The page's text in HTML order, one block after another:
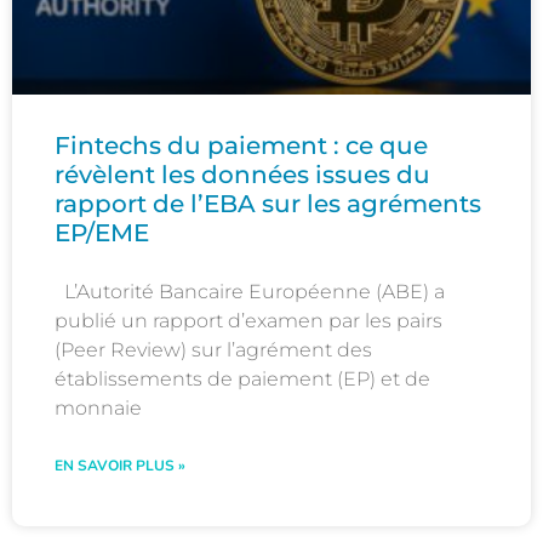
Fintechs du paiement : ce que
révèlent les données issues du
rapport de l’EBA sur les agréments
EP/EME
L’Autorité Bancaire Européenne (ABE) a
publié un rapport d’examen par les pairs
(Peer Review) sur l’agrément des
établissements de paiement (EP) et de
monnaie
EN SAVOIR PLUS »